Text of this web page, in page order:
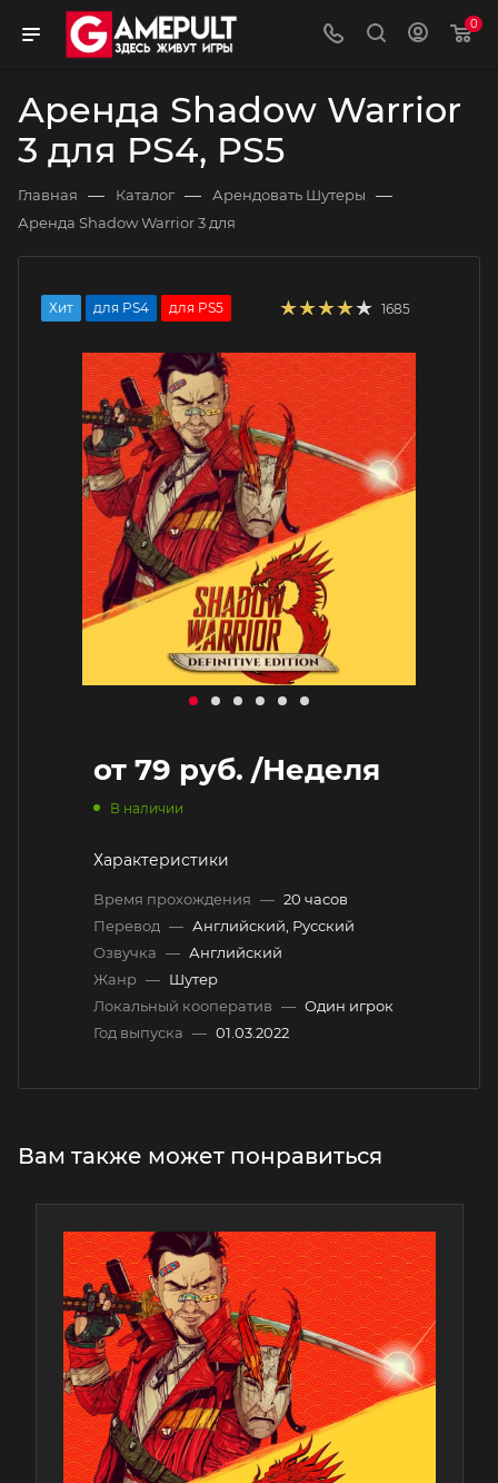
0
Аренда Shadow Warrior
3 для PS4, PS5
Главная — Каталог — Арендовать Шутеры —
Аренда Shadow Warrior 3 для
Хит для PS4 для PS5 1685
от 79 руб. /Неделя
В наличии
Характеристики
Время прохождения — 20 часов
Перевод — Английский, Русский
Озвучка — Английский
Жанр — Шутер
Локальный кооператив — Один игрок
Год выпуска — 01.03.2022
Вам также может понравиться